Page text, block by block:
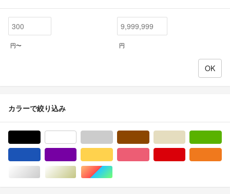
円〜 円
カラーで絞り込み
シルバー/銀色系ゴールド/金色系マルチカラー